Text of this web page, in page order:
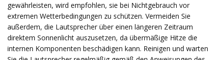
gewährleisten, wird empfohlen, sie bei Nichtgebrauch vor
extremen Wetterbedingungen zu schützen. Vermeiden Sie
außerdem, die Lautsprecher über einen längeren Zeitraum
direktem Sonnenlicht auszusetzen, da übermäßige Hitze die
internen Komponenten beschädigen kann. Reinigen und warten